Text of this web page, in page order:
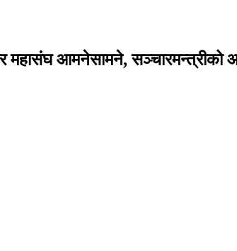
महासंघ आमनेसामने, सञ्चारमन्त्रीको